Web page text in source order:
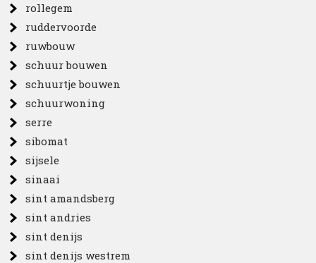
rollegem
ruddervoorde
ruwbouw
schuur bouwen
schuurtje bouwen
schuurwoning
serre
sibomat
sijsele
sinaai
sint amandsberg
sint andries
sint denijs
sint denijs westrem